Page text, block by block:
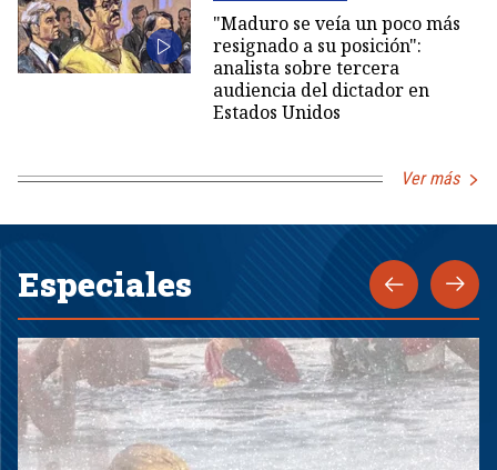
"Maduro se veía un poco más
resignado a su posición":
analista sobre tercera
audiencia del dictador en
Estados Unidos
Ver más
Especiales